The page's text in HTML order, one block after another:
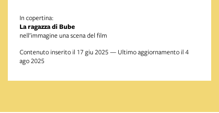
In copertina:
La ragazza di Bube
nell’immagine una scena del film
Contenuto inserito il 17 giu 2025 — Ultimo aggiornamento il 4
ago 2025